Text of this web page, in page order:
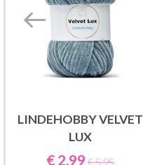
LINDEHOBBY VELVET
LUX
€ 2,99 € 5,95